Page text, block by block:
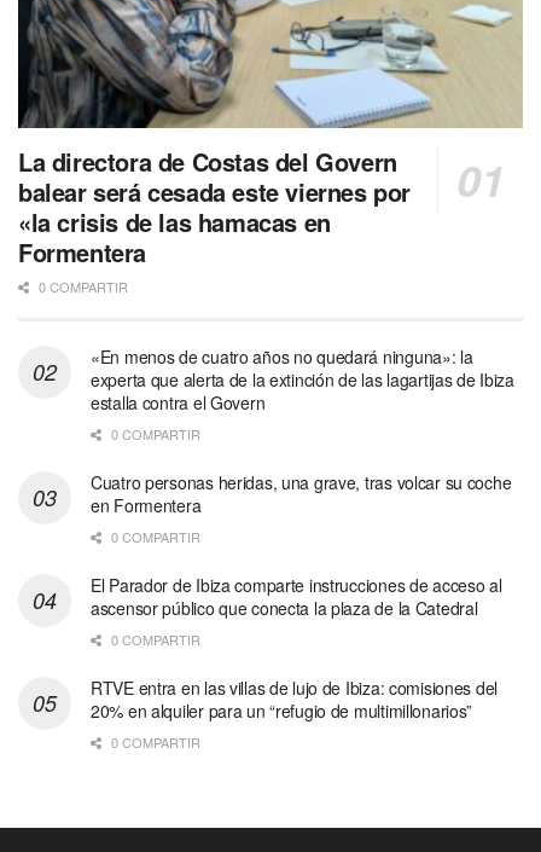
La directora de Costas del Govern
balear será cesada este viernes por
«la crisis de las hamacas en
Formentera
0 COMPARTIR
«En menos de cuatro años no quedará ninguna»: la
experta que alerta de la extinción de las lagartijas de Ibiza
estalla contra el Govern
0 COMPARTIR
Cuatro personas heridas, una grave, tras volcar su coche
en Formentera
0 COMPARTIR
El Parador de Ibiza comparte instrucciones de acceso al
ascensor público que conecta la plaza de la Catedral
0 COMPARTIR
RTVE entra en las villas de lujo de Ibiza: comisiones del
20% en alquiler para un “refugio de multimillonarios”
0 COMPARTIR